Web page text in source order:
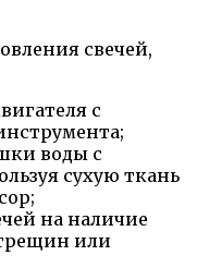
свечей,
с
воды с
сухую ткань
на наличие
или